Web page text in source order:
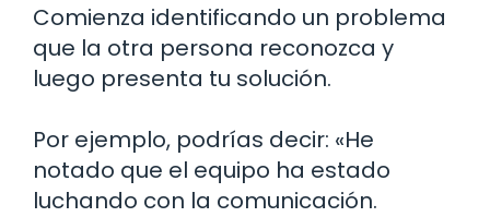
Comienza identificando un problema
que la otra persona reconozca y
luego presenta tu solución.
Por ejemplo, podrías decir: «He
notado que el equipo ha estado
luchando con la comunicación.